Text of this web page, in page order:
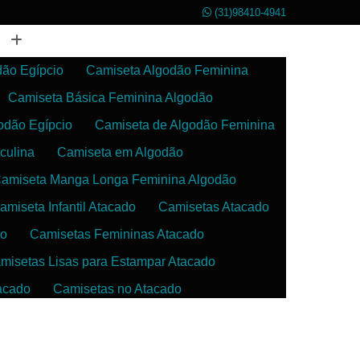
(31)98410-4941
Egípcio
Camiseta Algodão Feminina
Camiseta Básica Feminina Algodão
Egípcio
Camiseta de Algodão Feminina
Camiseta em Algodão
Manga Longa Feminina Algodão
Infantil Atacado
Camisetas Atacado
Camisetas Femininas Atacado
Lisas para Estampar Atacado
Camisetas no Atacado